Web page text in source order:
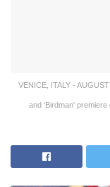
VENICE, ITALY -
and 'Birdman' premiere